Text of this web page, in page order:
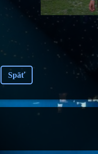
Späť